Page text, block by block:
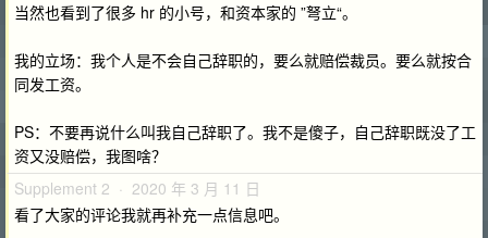
当然也看到了很多 hr 的小号，和资本家的 ”弩立“。
我的立场：我个人是不会自己辞职的，要么就赔偿裁员。要么就按合
同发工资。
PS：不要再说什么叫我自己辞职了。我不是傻子，自己辞职既没了工
资又没赔偿，我图啥？
Supplement 2 · 2020 年 3 月 11 日
看了大家的评论我就再补充一点信息吧。